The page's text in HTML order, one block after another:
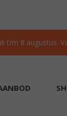
t/m 8 augustus.